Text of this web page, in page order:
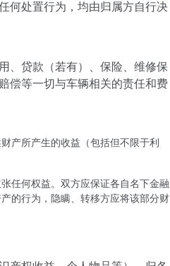
何处置行为，均由归属方自行决
、贷款（若有）、保险、维修保
偿等一切与车辆相关的责任和费
产所产生的收益（包括但不限于利
任何权益。双方应保证各自名下金融
的行为，隐瞒、转移方应将该部分财